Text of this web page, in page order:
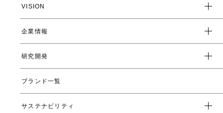
VISION
企業スローガン
クレド
企業情報
トップメッセージ
会社概要
研究開発
ヤーマンの研究開発とは
ヤーマンの技術
ブランド一覧
サステナビリティ